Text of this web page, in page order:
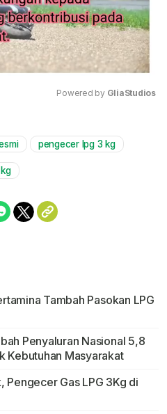
Powered by GliaStudios
pengecer lpg 3 kg
Tambah Pasokan LPG
Penyaluran Nasional 5,8
Kebutuhan Masyarakat
Pengecer Gas LPG 3Kg di